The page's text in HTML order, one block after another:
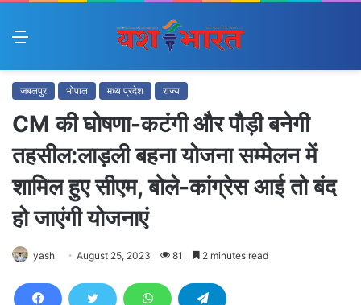
Menu
जबलपुर भोपाल मध्य प्रदेश राज्य
CM की घोषणा-कटंगी और पौड़ी बनेगी
तहसील:लाड़ली बहना योजना सम्मेलन में
शामिल हुए सीएम, बोले-कांग्रेस आई तो बंद
हो जाएंगी योजनाएं
yash August 25, 2023 81 2 minutes read